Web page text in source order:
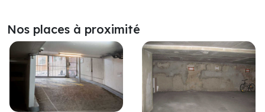
Nos places à proximité